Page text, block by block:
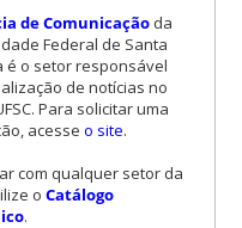
de Comunicaçãoda
Federal de Santa
é o setor responsável
de notícias no
Para solicitar uma
acesse o site.
com qualquer setor da
o Catálogo
.